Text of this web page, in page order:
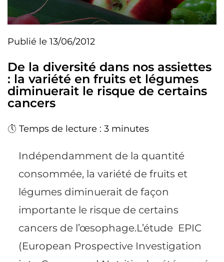
Publié le 13/06/2012
De la diversité dans nos assiettes
: la variété en fruits et légumes
diminuerait le risque de certains
cancers
Temps de lecture : 3 minutes
Indépendamment de la quantité
consommée, la variété de fruits et
légumes diminuerait de façon
importante le risque de certains
cancers de l’œsophage.L’étude EPIC
(European Prospective Investigation